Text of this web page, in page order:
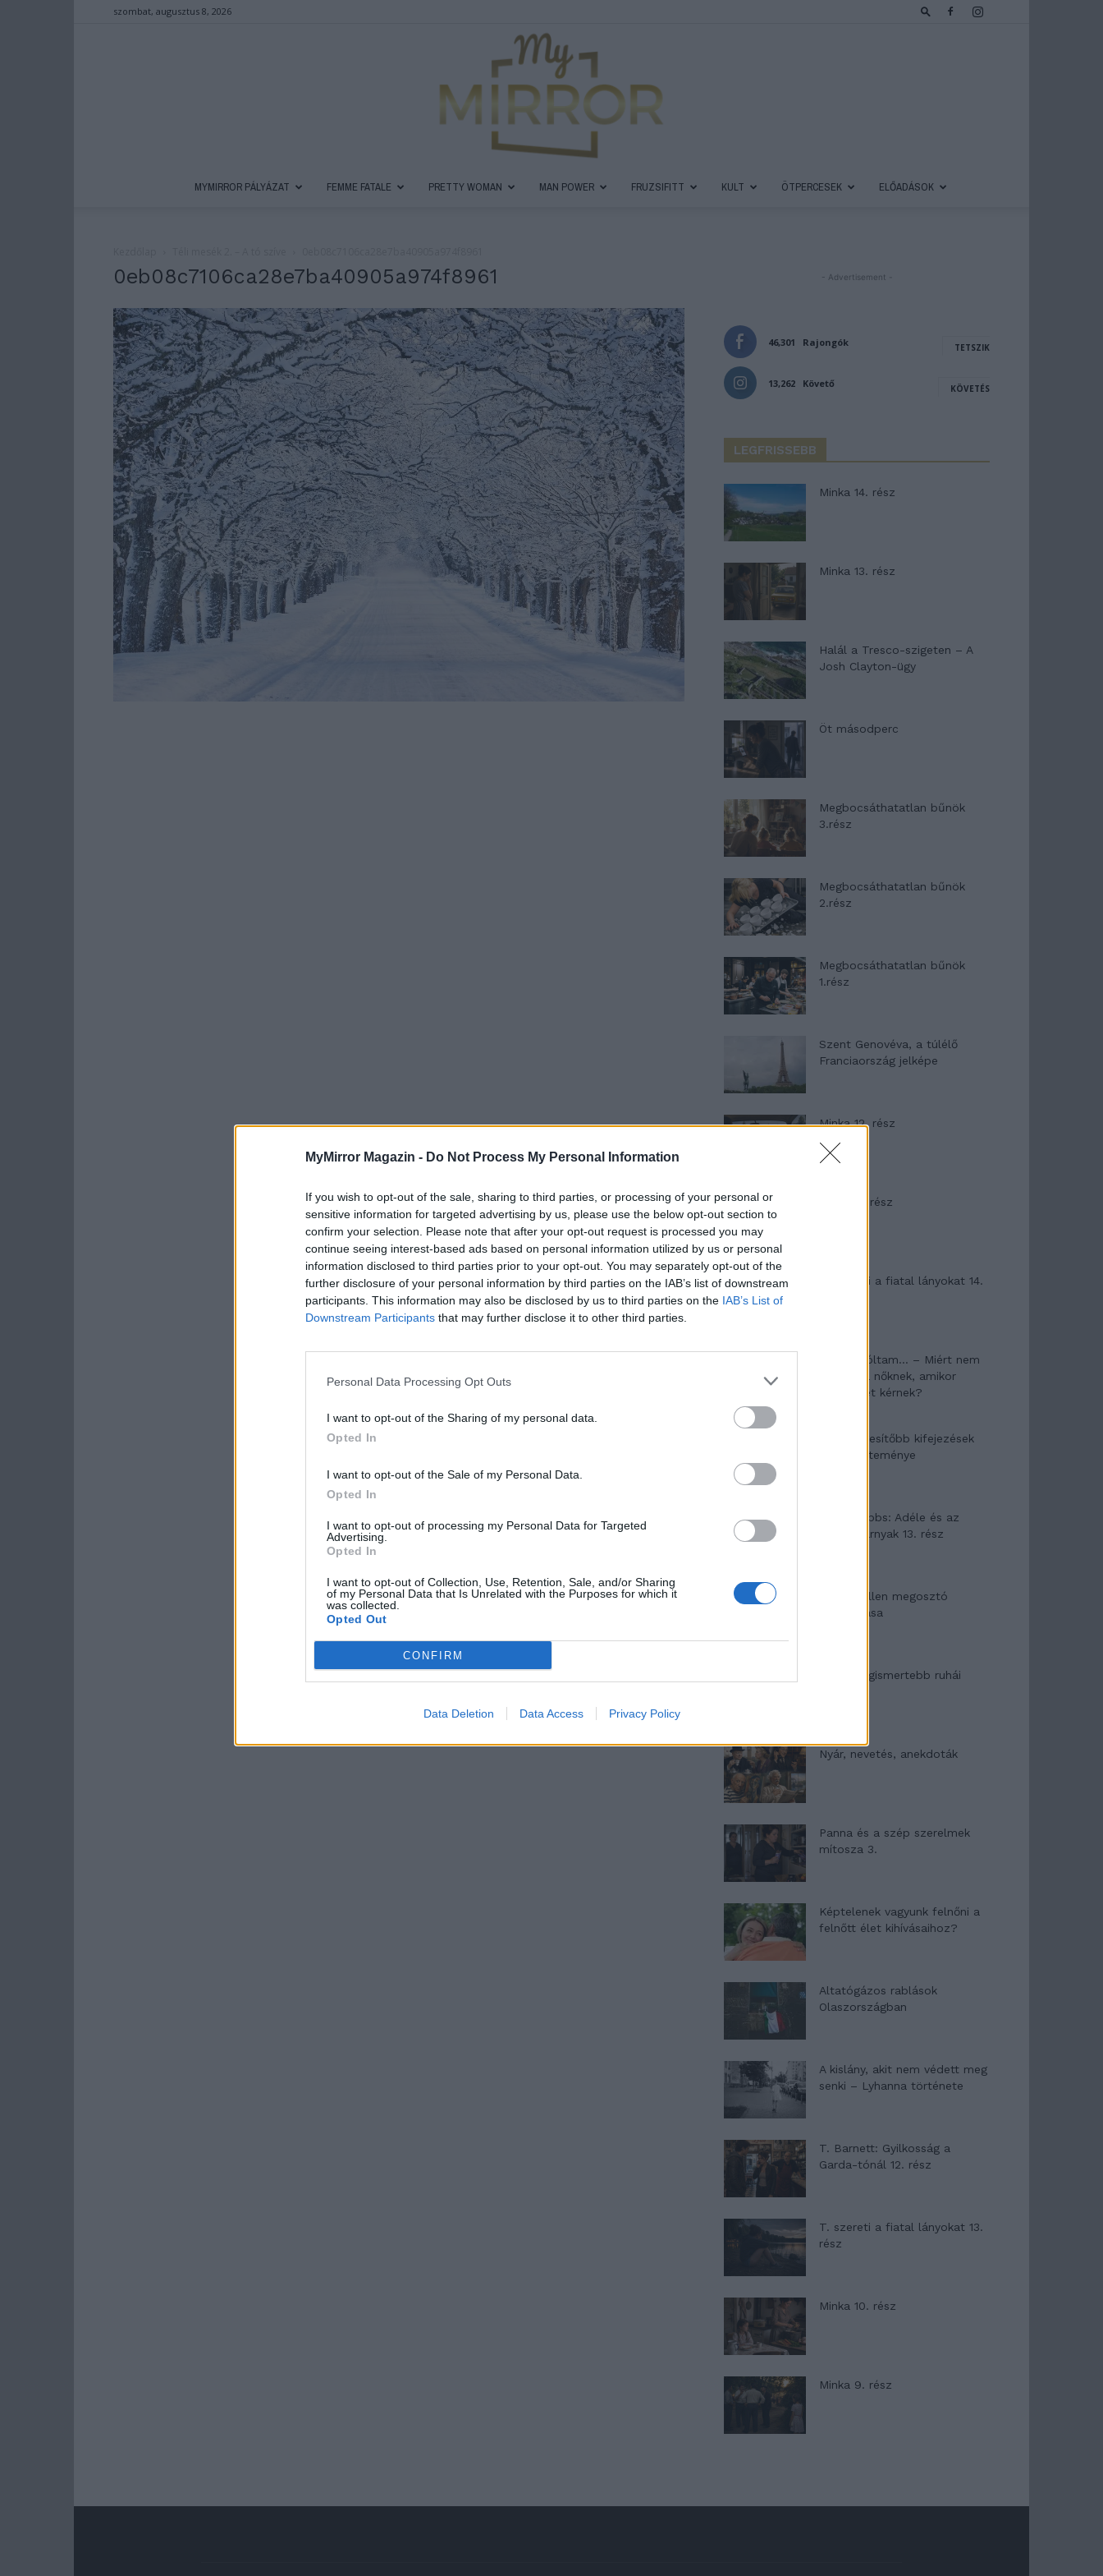
MyMirror Magazin - Do Not Process My Personal Information
If you wish to opt-out of the sale, sharing to third parties, or processing of your personal or
sensitive information for targeted advertising by us, please use the below opt-out section to
confirm your selection. Please note that after your opt-out request is processed you may
continue seeing interest-based ads based on personal information utilized by us or personal
information disclosed to third parties prior to your opt-out. You may separately opt-out of the
further disclosure of your personal information by third parties on the IAB’s list of downstream
participants. This information may also be disclosed by us to third parties on the IAB’s List of
Downstream Participants that may further disclose it to other third parties.
Personal Data Processing Opt Outs
I want to opt-out of the Sharing of my personal data.
Opted In
I want to opt-out of the Sale of my Personal Data.
Opted In
I want to opt-out of processing my Personal Data for Targeted
Advertising.
Opted In
I want to opt-out of Collection, Use, Retention, Sale, and/or Sharing
of my Personal Data that Is Unrelated with the Purposes for which it
was collected.
Opted Out
CONFIRM
Data Deletion Data Access Privacy Policy
szombat, augusztus 8, 2026
Magazin
MYMIRROR PÁLYÁZAT FEMME FATALE PRETTY WOMAN MAN POWER FRUZSIFITT KULT ÖTPERCESEK ELŐADÁSOK
0eb08c7106ca28e7ba40905a974f8961 - Advertisement -
46,301 Rajongók TETSZIK
13,262 Követő KÖVETÉS
LEGFRISSEBB
Minka 14. rész
Minka 13. rész
Halál a Tresco-szigeten – A
Josh Clayton-ügy
Öt másodperc
Megbocsáthatatlan bűnök
3.rész
Megbocsáthatatlan bűnök
2.rész
Megbocsáthatatlan bűnök
1.rész
Szent Genovéva, a túlélő
Franciaország jelképe
Minka 12. rész
Minka 11. rész
T. szereti a fiatal lányokat 14.
Pedig szóltam… – Miért nem
hiszünk a nőknek, amikor
segítséget kérnek?
A legidegesítőbb kifejezések
laza gyűjteménye
Elyna Robbs: Adéle és az
örökölt árnyak 13. rész
Woody Allen megosztó
zsenialitása
A világ legismertebb ruhái
Nyár, nevetés, anekdoták
Panna és a szép szerelmek
mítosza 3.
Képtelenek vagyunk felnőni a
felnőtt élet kihívásaihoz?
Altatógázos rablások
Olaszországban
A kislány, akit nem védett meg
senki – Lyhanna története
T. Barnett: Gyilkosság a
Garda-tónál 12. rész
T. szereti a fiatal lányokat 13.
rész
Minka 10. rész
Minka 9. rész